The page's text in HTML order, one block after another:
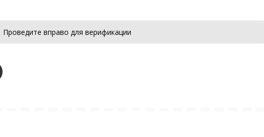
Проведите вправо для верификации